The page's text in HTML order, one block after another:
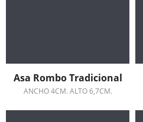
Asa Rombo Tradicional
ANCHO 4CM. ALTO 6,7CM.